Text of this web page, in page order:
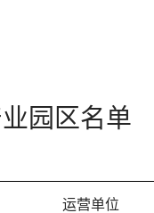
园区名单
运营单位